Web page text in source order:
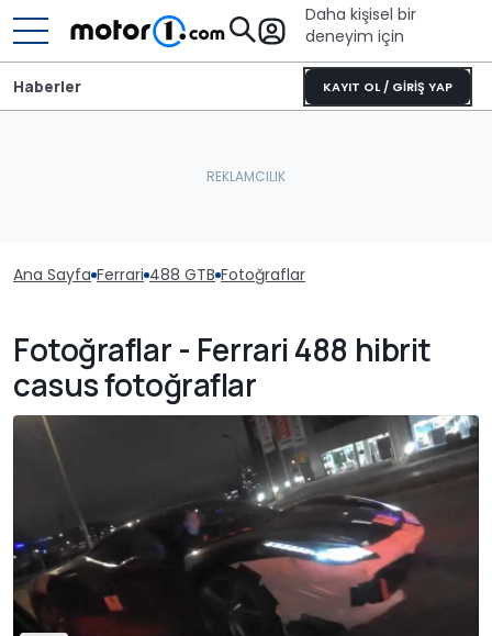
Daha kişisel bir
deneyim için
KAYIT OL / GİRİŞ YAP
Haberler
Ana Sayfa Ferrari 488 GTB Fotoğraflar
Fotoğraflar - Ferrari 488 hibrit
casus fotoğraflar